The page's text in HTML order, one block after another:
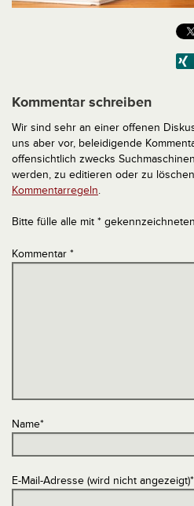
Kommentar schreiben
Wir sind sehr an einer offenen
uns aber vor, beleidigende
offensichtlich zwecks
werden, zu editieren oder zu
Kommentarregeln.
Bitte fülle alle mit *
Kommentar *
Name*
E-Mail-Adresse (wird nicht angezeigt)*